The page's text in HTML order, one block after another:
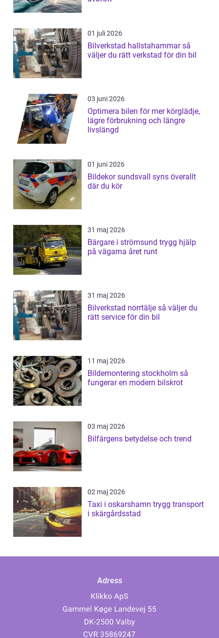
01 juli 2026
Bilverkstad hallstahammar så
väljer du rätt verkstad för din bil
03 juni 2026
Optimera bilen för mer körglädje,
lägre förbrukning och längre
livslängd
01 juni 2026
Bildekor sundsvall syns överallt
där du kör
31 maj 2026
Bärgare i strömsund trygg hjälp
på vägarna året runt
31 maj 2026
Bilverkstad norrtälje så väljer du
rätt service för din bil
11 maj 2026
Bildemontering stockholm så
fungerar en modern bilskrot
03 maj 2026
Bilfärgens betydelse och trend
02 maj 2026
Taxi i oskarshamn trygg transport
i skärgårdsstad
Adress